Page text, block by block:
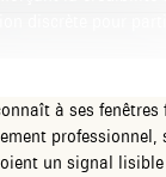
à ses fenêtres
un signal